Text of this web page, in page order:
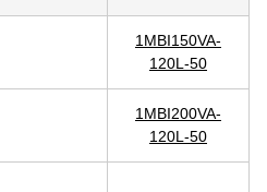
1MBI150VA-
120L-50
1MBI200VA-
120L-50